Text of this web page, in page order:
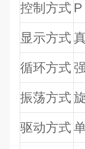
控制方式
显示方式
循环方式
振荡方式
驱动方式